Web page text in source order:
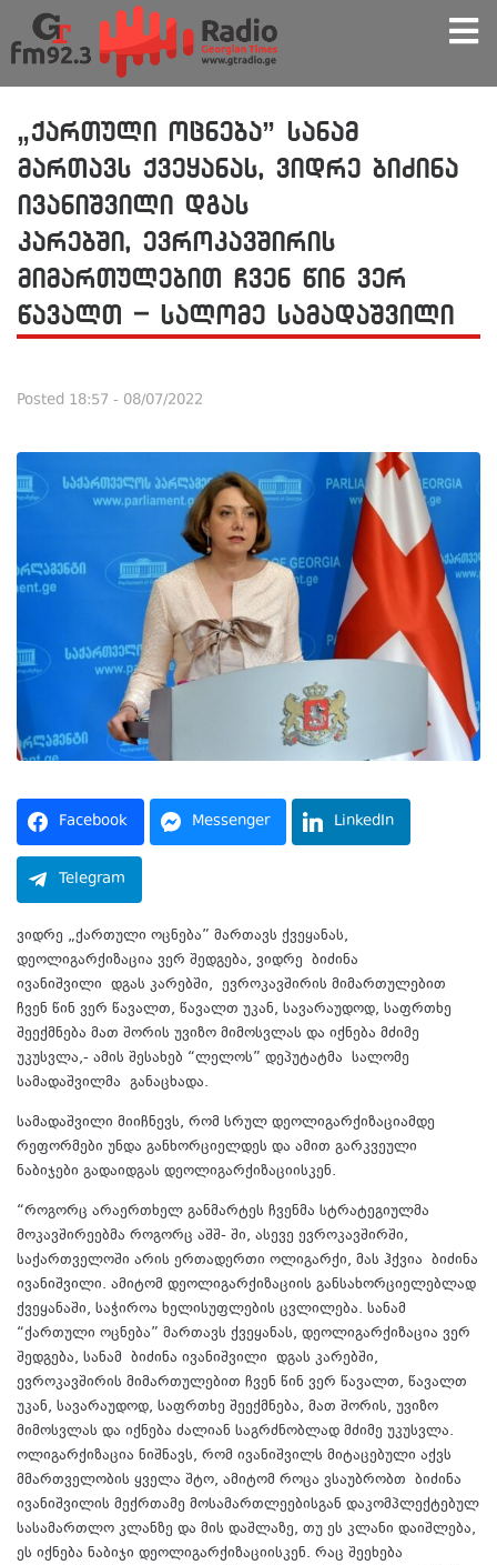
„ქართული ოცნება” სანამ
მართავს ქვეყანას, ვიდრე ბიძინა
ივანიშვილი დგას
კარებში, ევროკავშირის
მიმართულებით ჩვენ წინ ვერ
წავალთ – სალომე სამადაშვილი
Posted 18:57 - 08/07/2022
Facebook Messenger LinkedIn
Telegram
ვიდრე „ქართული ოცნება” მართავს ქვეყანას,
დეოლიგარქიზაცია ვერ შედგება, ვიდრე ბიძინა
ივანიშვილი დგას კარებში, ევროკავშირის მიმართულებით
ჩვენ წინ ვერ წავალთ, წავალთ უკან, სავარაუდოდ, საფრთხე
შეექმნება მათ შორის უვიზო მიმოსვლას და იქნება მძიმე
უკუსვლა,- ამის შესახებ “ლელოს” დეპუტატმა სალომე
სამადაშვილმა განაცხადა.
სამადაშვილი მიიჩნევს, რომ სრულ დეოლიგარქიზაციამდე
რეფორმები უნდა განხორციელდეს და ამით გარკვეული
ნაბიჯები გადაიდგას დეოლიგარქიზაციისკენ.
“როგორც არაერთხელ განმარტეს ჩვენმა სტრატეგიულმა
მოკავშირეებმა როგორც აშშ- ში, ასევე ევროკავშირში,
საქართველოში არის ერთადერთი ოლიგარქი, მას ჰქვია ბიძინა
ივანიშვილი. ამიტომ დეოლიგარქიზაციის განსახორციელებლად
ქვეყანაში, საჭიროა ხელისუფლების ცვლილება. სანამ
“ქართული ოცნება” მართავს ქვეყანას, დეოლიგარქიზაცია ვერ
შედგება, სანამ ბიძინა ივანიშვილი დგას კარებში,
ევროკავშირის მიმართულებით ჩვენ წინ ვერ წავალთ, წავალთ
უკან, სავარაუდოდ, საფრთხე შეექმნება, მათ შორის, უვიზო
მიმოსვლას და იქნება ძალიან საგრძნობლად მძიმე უკუსვლა.
ოლიგარქიზაცია ნიშნავს, რომ ივანიშვილს მიტაცებული აქვს
მმართველობის ყველა შტო, ამიტომ როცა ვსაუბრობთ ბიძინა
ივანიშვილის მექრთამე მოსამართლეებისგან დაკომპლექტებულ
სასამართლო კლანზე და მის დაშლაზე, თუ ეს კლანი დაიშლება,
ეს იქნება ნაბიჯი დეოლიგარქიზაციისკენ. რაც შეეხება